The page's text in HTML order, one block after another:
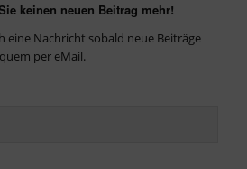
keinen neuen Beitrag mehr!
eine Nachricht sobald neue Beiträge
per eMail.